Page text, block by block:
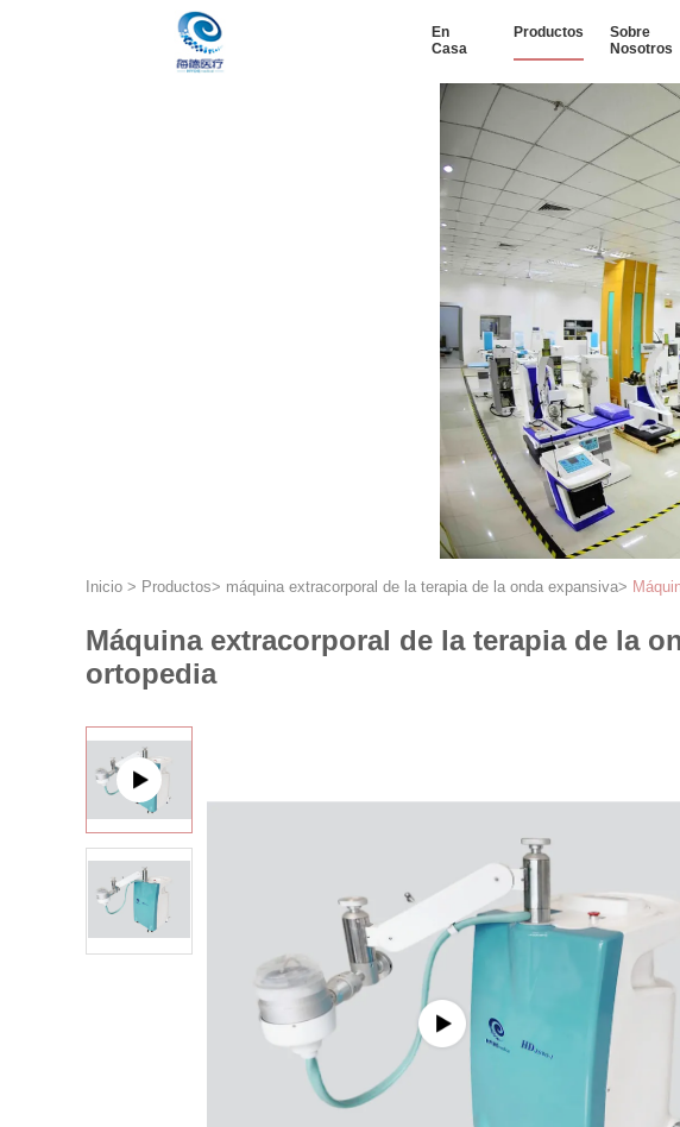
En
Casa
Productos
Sobre
Nosotros
Inicio > Productos> máquina extracorporal de la terapia de la onda expansiva>
Máquina extracorporal de la terapia de la
ortopedia